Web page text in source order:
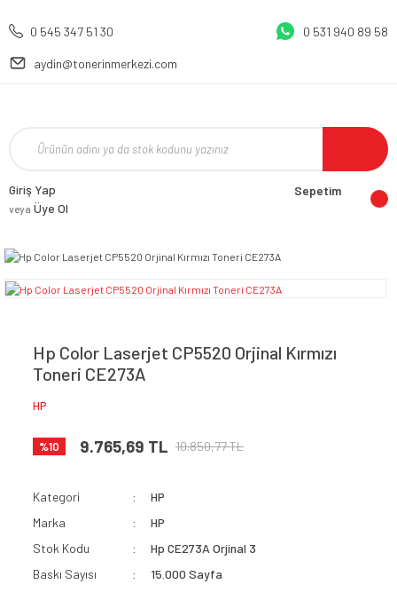
0 545 347 51 30 0 531 940 89 58
aydin@tonerinmerkezi.com
Giriş Yap
veya Üye Ol
Sepetim
Hp Color Laserjet CP5520 Orjinal Kırmızı
Toneri CE273A
HP
%10 9.765,69 TL 10.850,77 TL
Kategori
HP
Marka
HP
Stok Kodu
Hp CE273A Orjinal 3
Baskı Sayısı
15.000 Sayfa